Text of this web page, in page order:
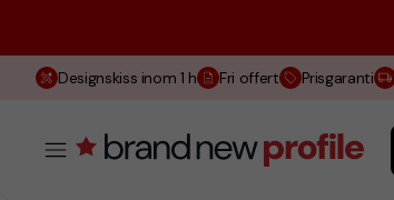
Designskiss inom 1 h Fri offert Prisgaranti